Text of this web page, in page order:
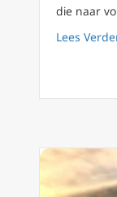
die naar
Lees